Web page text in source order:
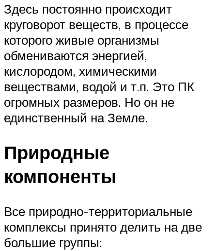
Здесь постоянно происходит
круговорот веществ, в процессе
которого живые организмы
обмениваются энергией,
кислородом, химическими
веществами, водой и т.п. Это ПК
огромных размеров. Но он не
единственный на Земле.
Природные
компоненты
Все природно-территориальные
комплексы принято делить на две
большие группы: